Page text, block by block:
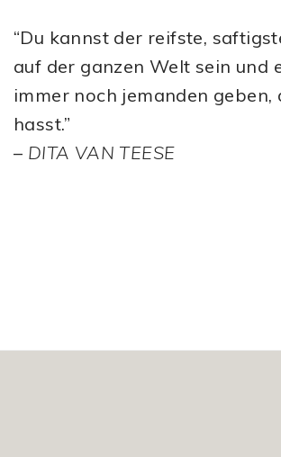
“Du kannst der reifste,
auf der ganzen Welt sein und
immer noch jemanden geben,
hasst.”
– DITA VAN TEESE